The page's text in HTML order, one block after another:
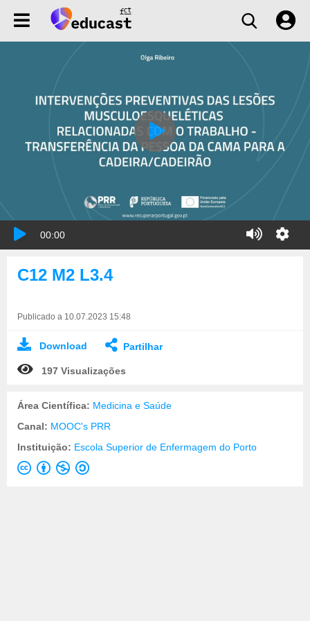
00:00
C12 M2 L3.4
Publicado a 10.07.2023 15:48
Download Partilhar
197 Visualizações
Área Científica: Medicina e Saúde
Canal: MOOC's PRR
Instituição: Escola Superior de Enfermagem do Porto